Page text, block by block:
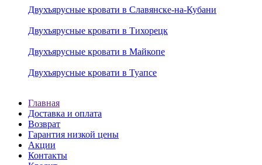
Двухъярусные кровати в Славянске-на-Кубани
Двухъярусные кровати в Тихорецк
Двухъярусные кровати в Майкопе
Двухъярусные кровати в Туапсе
Главная
Доставка и оплата
Возврат
Гарантия низкой цены
Акции
Контакты